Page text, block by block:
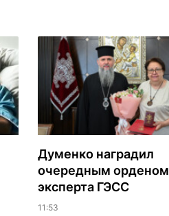
Думенко наградил
очередным орденом
эксперта ГЭСС
11:53